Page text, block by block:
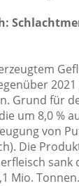
Grund für
um 8,0 %
von
Die
sank
Mio. Tonnen.